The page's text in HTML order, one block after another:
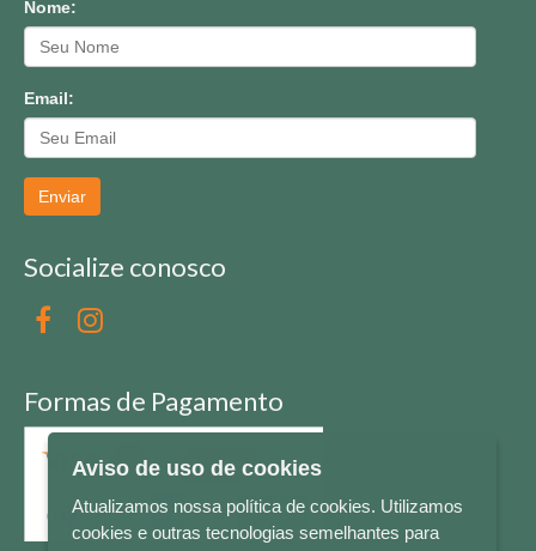
Nome:
Email:
Enviar
Socialize conosco
Formas de Pagamento
Aviso de uso de cookies
Atualizamos nossa política de cookies. Utilizamos
cookies e outras tecnologias semelhantes para